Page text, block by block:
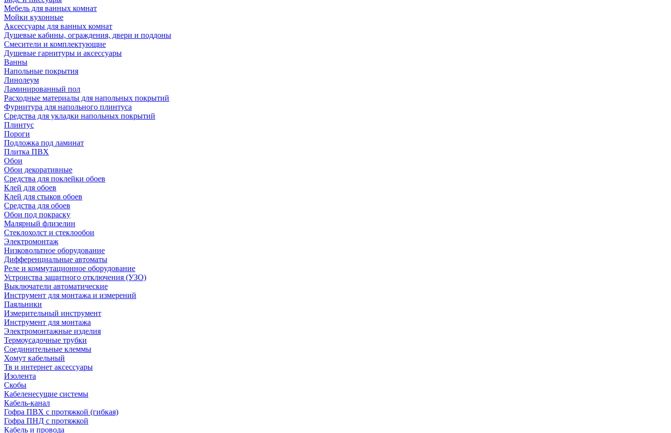
Мебель для ванных комнат
Мойки кухонные
Аксессуары для ванных комнат
Душевые кабины, ограждения, двери и поддоны
Смесители и комплектующие
Душевые гарнитуры и аксессуары
Ванны
Напольные покрытия
Линолеум
Ламинированный пол
Расходные материалы для напольных покрытий
Фурнитура для напольного плинтуса
Средства для укладки напольных покрытий
Плинтус
Пороги
Подложка под ламинат
Плитка ПВХ
Обои
Обои декоративные
Средства для поклейки обоев
Клей для обоев
Клей для стыков обоев
Средства для обоев
Обои под покраску
Малярный флизелин
Стеклохолст и стеклообои
Электромонтаж
Низковольтное оборудование
Дифференциальные автоматы
Реле и коммутационное оборудование
Устроиства защитного отключения (УЗО)
Выключатели автоматические
Инструмент для монтажа и измерений
Паяльники
Измерительный инструмент
Инструмент для монтажа
Электромонтажные изделия
Термоусадочные трубки
Соединительные клеммы
Хомут кабельный
Тв и интернет аксессуары
Изолента
Скобы
Кабеленесущие системы
Кабель-канал
Гофра ПВХ с протяжкой (гибкая)
Гофра ПНД с протяжкой
Кабель и провода